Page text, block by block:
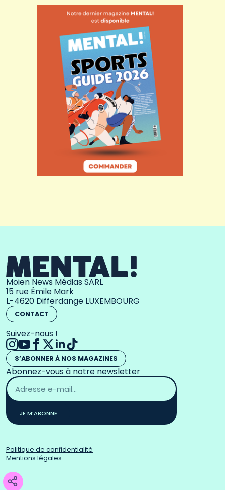
Moien News Médias SARL
15 rue Émile Mark
L-4620 Differdange LUXEMBOURG
CONTACT
Suivez-nous !
S’ABONNER À NOS MAGAZINES
Abonnez-vous à notre newsletter
Adresse
email
*
JE M’ABONNE
Politique de confidentialité
Mentions légales